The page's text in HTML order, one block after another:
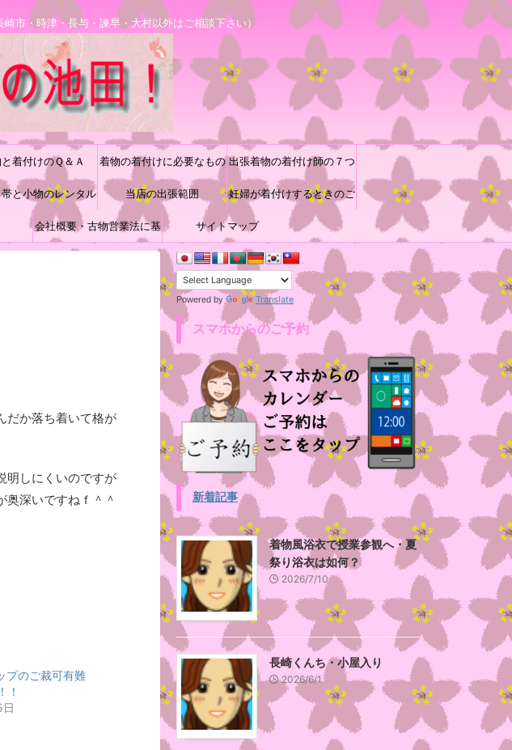
市・時津・長与・諫早・大村以外はご相談下さい）
着付けのＱ＆Ａ 着物の着付けに必要なもの 出張着物の着付け師の７つ
道具と着付け小物の収納方
法♪
と小物のレンタル 当店の出張範囲 妊婦が着付けするときのご
参考
会社概要・古物営業法に基 サイトマップ
だか落ち着いて格が
明しにくいのですが
深いですねｆ＾＾
プのご裁可有難
！
Powered by Translate
スマホからのご予約
新着記事
着物風浴衣で授業参観へ・夏
祭り浴衣は如何？
2026/7/10
長崎くんち・小屋入り
2026/6/1